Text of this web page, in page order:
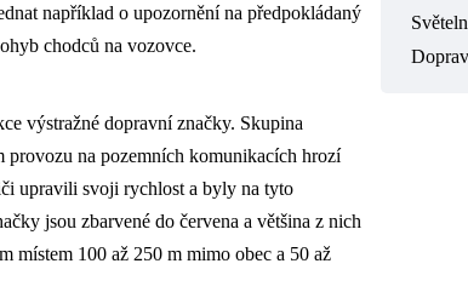
například o upozornění na předpokládaný
chodců na vozovce.
výstražné dopravní značky. Skupina
provozu na pozemních komunikacích hrozí
upravili svoji rychlost a byly na tyto
jsou zbarvené do červena a většina z nich
místem 100 až 250 m mimo obec a 50 až